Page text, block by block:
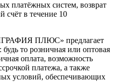
платёжных систем, возврат
счёт в течение 10
ПЛЮС» предлагает
то розничная или оптовая
оплата, возможность
платежа, а также
условий, обеспечивающих